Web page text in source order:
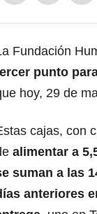
Fundación
punto
hoy, 29 de
cajas, con
alimentar a
suman a las
anteriores